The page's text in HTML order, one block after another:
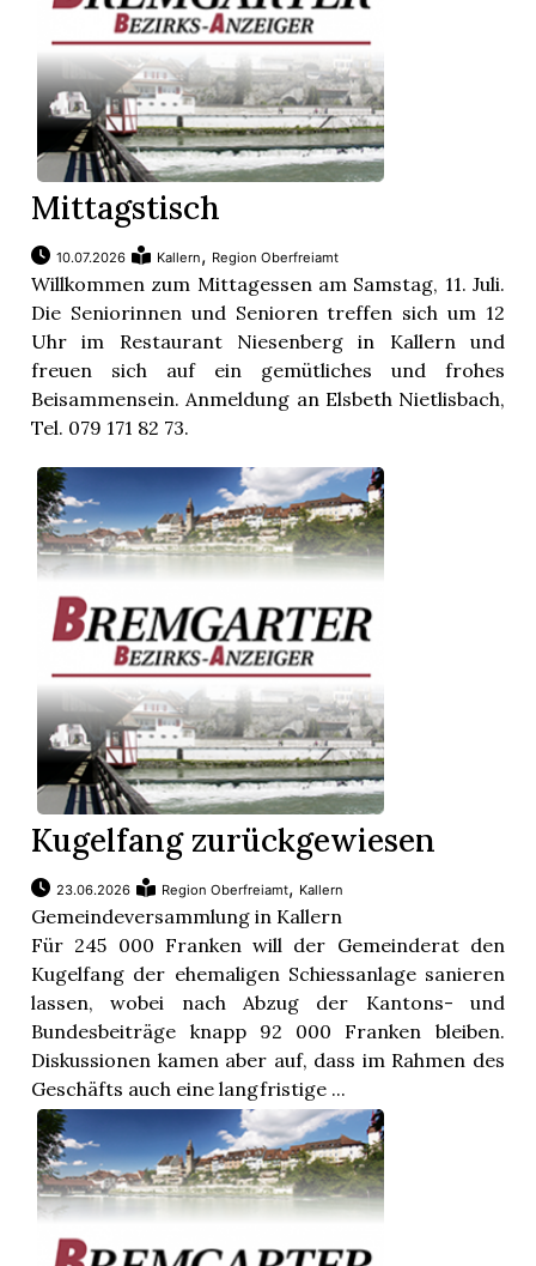
Mittagstisch
10.07.2026 Kallern, Region Oberfreiamt
Willkommen zum Mittagessen am Samstag, 11. Juli.
Die Seniorinnen und Senioren treffen sich um 12
Uhr im Restaurant Niesenberg in Kallern und
freuen sich auf ein gemütliches und frohes
Beisammensein. Anmeldung an Elsbeth Nietlisbach,
Tel. 079 171 82 73.
Kugelfang zurückgewiesen
23.06.2026 Region Oberfreiamt, Kallern
Gemeindeversammlung in Kallern
Für 245 000 Franken will der Gemeinderat den
Kugelfang der ehemaligen Schiessanlage sanieren
lassen, wobei nach Abzug der Kantons- und
Bundesbeiträge knapp 92 000 Franken bleiben.
Diskussionen kamen aber auf, dass im Rahmen des
Geschäfts auch eine langfristige ...